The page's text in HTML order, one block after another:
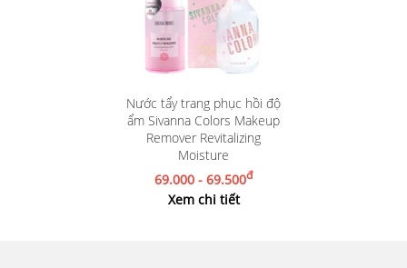
Nước tẩy trang phục hồi độ
ẩm Sivanna Colors Makeup
Remover Revitalizing
Moisture
69.000 - 69.500đ
Xem chi tiết